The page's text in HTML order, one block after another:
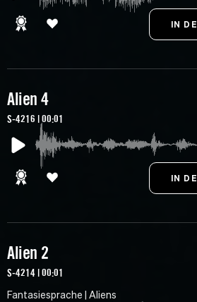
Alien 4
S-4216 | 00:01
Alien 2
S-4214 | 00:01
Fantasiesprache | Aliens